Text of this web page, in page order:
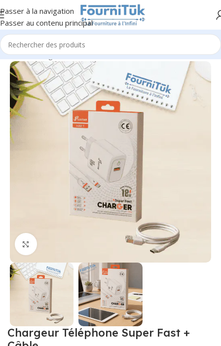
Passer à la navigation
Passer au contenu principal
Accueil/Chargeurs & Alimentation
Cliquez pour agrandir
Chargeur Téléphone Super Fast +